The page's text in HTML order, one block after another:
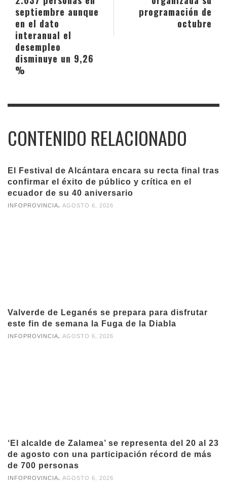
programación de
octubre
septiembre aunque
en el dato
interanual el
desempleo
disminuye un 9,26
%
CONTENIDO RELACIONADO
El Festival de Alcántara encara su recta final tras
confirmar el éxito de público y crítica en el
ecuador de su 40 aniversario
INFOPROVINCIA AGOSTO 6, 2026
Valverde de Leganés se prepara para disfrutar
este fin de semana la Fuga de la Diabla
INFOPROVINCIA AGOSTO 6, 2026
‘El alcalde de Zalamea’ se representa del 20 al 23
de agosto con una participación récord de más
de 700 personas
INFOPROVINCIA AGOSTO 6, 2026